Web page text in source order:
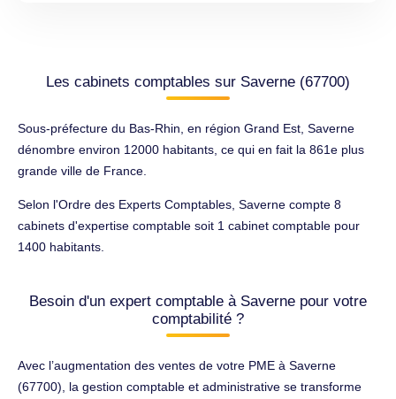
Les cabinets comptables sur Saverne (67700)
Sous-préfecture du Bas-Rhin, en région Grand Est, Saverne
dénombre environ 12000 habitants, ce qui en fait la 861e plus
grande ville de France.
Selon l'Ordre des Experts Comptables, Saverne compte 8
cabinets d'expertise comptable soit 1 cabinet comptable pour
1400 habitants.
Besoin d'un expert comptable à Saverne pour votre
comptabilité ?
Avec l’augmentation des ventes de votre PME à Saverne
(67700), la gestion comptable et administrative se transforme